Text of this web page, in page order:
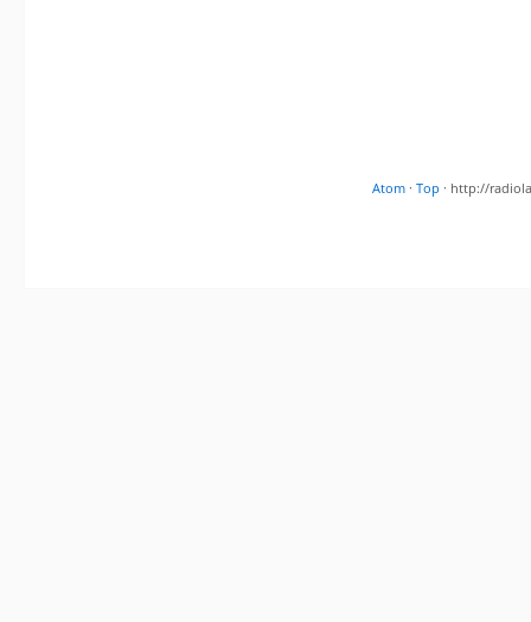
Atom · Top · http://